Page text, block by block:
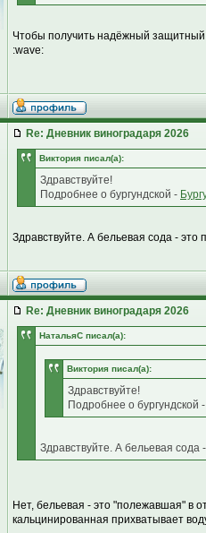
Чтобы получить надёжный защитный
:wave:
Re: Дневник виноградаря 2026
Виктория писал(а):
Здравствуйте!
Подробнее о бургундской -
Здравствуйте. А бельевая сода - это
Re: Дневник виноградаря 2026
НатальяС писал(а):
Виктория писал(а):
Здравствуйте!
Подробнее о бургундской
Здравствуйте. А бельевая сода
Нет, бельевая - это "полежавшая" в
кальцинированная прихватывает